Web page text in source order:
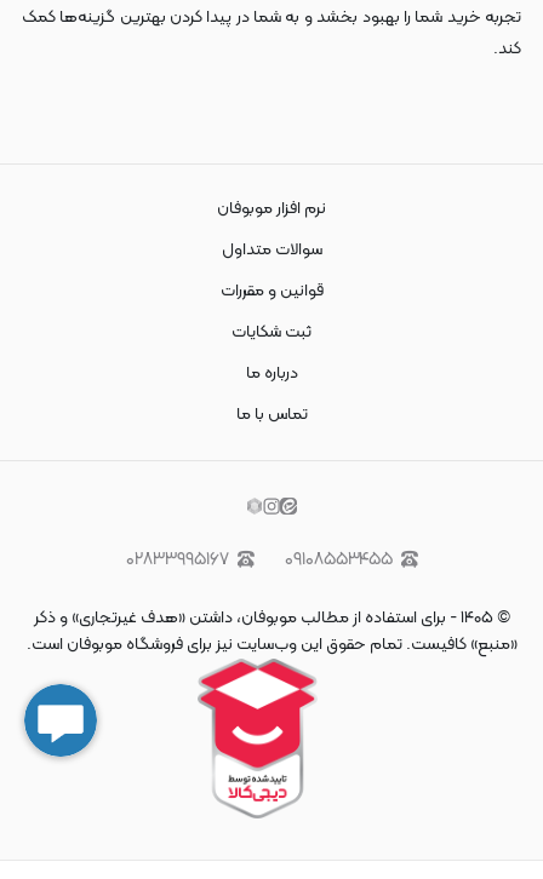
تجربه خرید شما را بهبود بخشد و به شما در پیدا کردن بهترین گزینه‌ها کمک
کند.
نرم افزار موبوفان
سوالات متداول
قوانین و مقررات
ثبت شکایات
درباره ما
تماس با ما
۰۹۱۰۸۵۵۳۴۵۵ ۰۲۸۳۳۹۹۵۱۶۷
©۱۴۰۵- برای استفاده از مطالب موبوفان، داشتن «هدف غیرتجاری» و ذکر
«منبع» کافیست. تمام حقوق اين وب‌سايت نیز برای فروشگاه موبوفان است.